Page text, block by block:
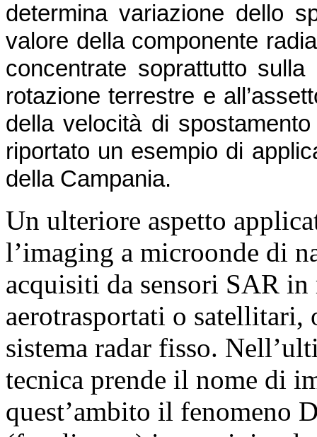
determina variazione dello
valore della componente
concentrate soprattutto
rotazione terrestre e
della velocità di
riportato un esempio di
della Campania.
Un ulteriore aspetto
l’imaging a microonde di
acquisiti da sensori SAR
aerotrasportati o satellitari,
sistema radar fisso.
tecnica prende il nome di
quest’ambito il fenomeno